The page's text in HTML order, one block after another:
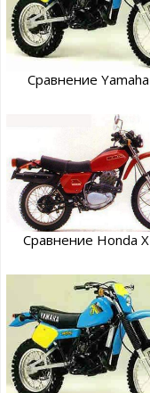
Сравнение
Сравнение Honda